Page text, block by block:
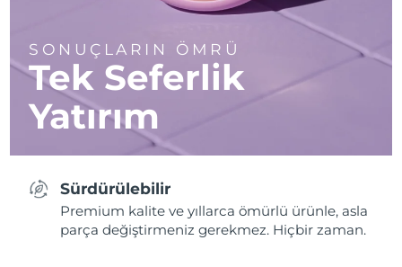
SONUÇLARIN ÖMRÜ
Tek Seferlik
Yatırım
Sürdürülebilir
Premium kalite ve yıllarca ömürlü ürünle, asla
parça değiştirmeniz gerekmez. Hiçbir zaman.